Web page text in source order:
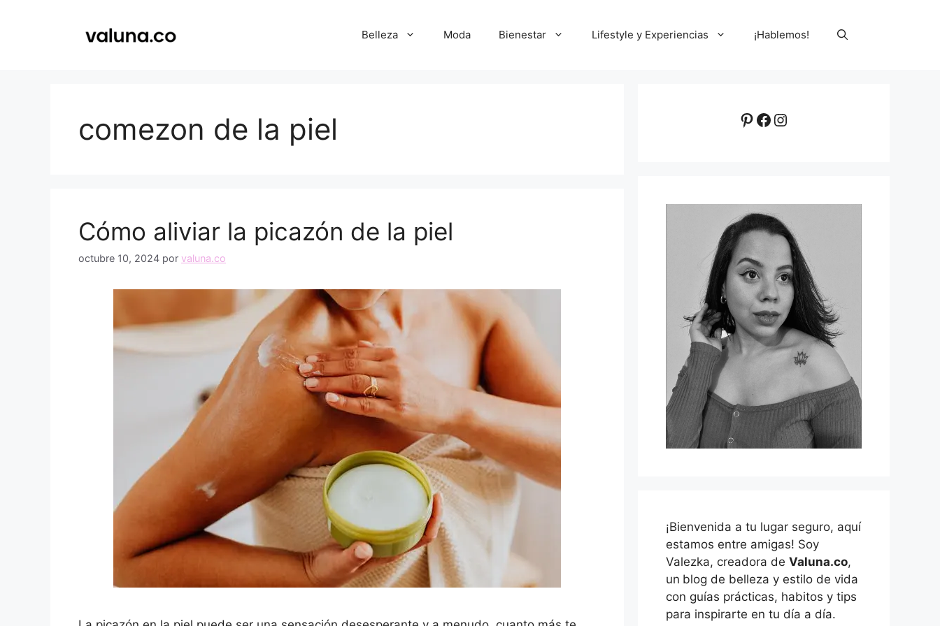
Belleza Moda Bienestar Lifestyle y Experiencias ¡Hablemos!
comezon de la piel
Cómo aliviar la picazón de la piel
octubre 10, 2024 por valuna.co
Pinterest
Facebook
Instagram
¡Bienvenida a tu lugar seguro, aquí
estamos entre amigas! Soy
Valezka, creadora de Valuna.co,
un blog de belleza y estilo de vida
con guías prácticas, habitos y tips
para inspirarte en tu día a día.